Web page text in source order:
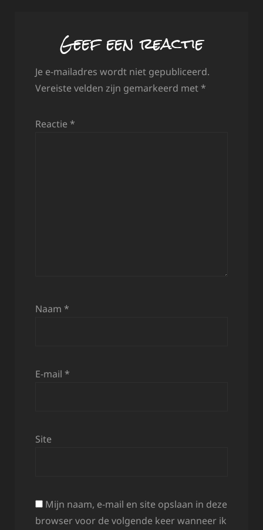
Geef een reactie
Je e-mailadres wordt niet gepubliceerd.
Vereiste velden zijn gemarkeerd met *
Reactie *
Naam *
E-mail *
Site
Mijn naam, e-mail en site opslaan in deze
browser voor de volgende keer wanneer ik